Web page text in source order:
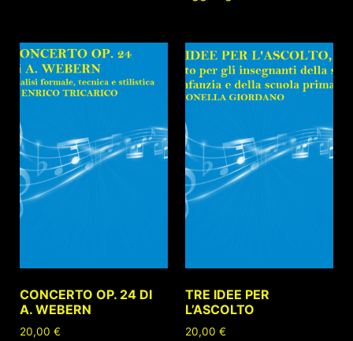
CONCERTO OP. 24 DI
A. WEBERN
20,00€
TRE IDEE PER
L’ASCOLTO
20,00€